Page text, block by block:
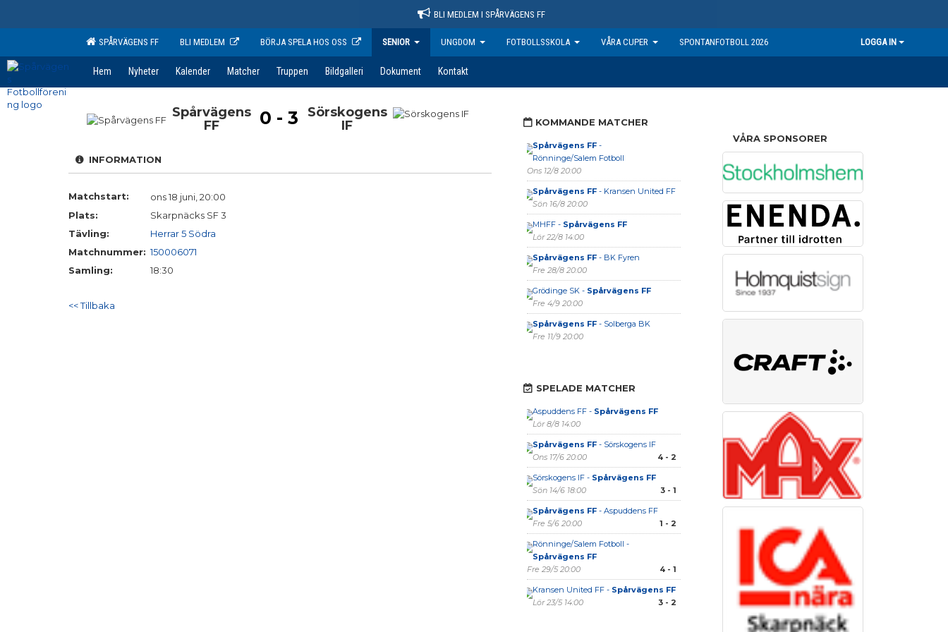
BLI MEDLEM I SPÅRVÄGENS FF
SPÅRVÄGENS FF BLI MEDLEM BÖRJA SPELA HOS OSS SENIOR UNGDOM FOTBOLLSSKOLA VÅRA CUPER SPONTANFOTBOLL 2026 LOGGA IN
Hem Nyheter Kalender Matcher Truppen Bildgalleri Dokument Kontakt
Spårvägens
FF
0 - 3
Sörskogens
IF
INFORMATION
Matchstart:
ons 18 juni, 20:00
Plats:
Skarpnäcks SF 3
Tävling:
Herrar 5 Södra
Matchnummer: 150006071
Samling:
18:30
<< Tillbaka
KOMMANDE MATCHER
Spårvägens FF-
Rönninge/Salem Fotboll
Ons 12/8 20:00
Spårvägens FF- Kransen United FF
Sön 16/8 20:00
MHFF - Spårvägens FF
Lör 22/8 14:00
Spårvägens FF- BK Fyren
Fre 28/8 20:00
Grödinge SK - Spårvägens FF
Fre 4/9 20:00
Spårvägens FF- Solberga BK
Fre 11/9 20:00
SPELADE MATCHER
Aspuddens FF - Spårvägens FF
Lör 8/8 14:00
Spårvägens FF- Sörskogens IF
Ons 17/6 20:00
4 - 2
Sörskogens IF - Spårvägens FF
Sön 14/6 18:00
3 - 1
Spårvägens FF- Aspuddens FF
Fre 5/6 20:00
1 - 2
Rönninge/Salem Fotboll -
Spårvägens FF
Fre 29/5 20:00
4 - 1
Kransen United FF - Spårvägens FF
Lör 23/5 14:00
3 - 2
VÅRA SPONSORER